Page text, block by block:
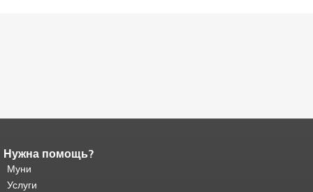
Конец содержимого
страницы.
страницы повторяется на каждой
Нужна помощь?
Муни
Услуги